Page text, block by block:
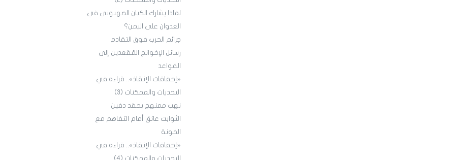
لماذا يشارك الكيان الصهيوني في
العدوان على اليمن؟
جرائم الحرب فوق التقادم
رسائل الإخوانج المُقعدين إلى
القواعد
«إخفاقات الإنقاذ».. قراءة في
التحديات والممكنات (3)
نهب ممنهج بحقد دفين
الثوابت عائق أمام التفاهم مع
الخونة
«إخفاقات الإنقاذ».. قراءة في
التحديات والممكنات (4)